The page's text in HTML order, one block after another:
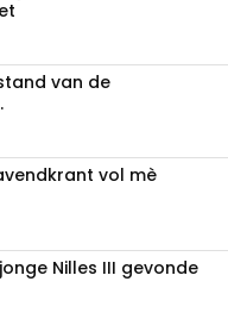
van de
vol mè
Nilles III gevonde